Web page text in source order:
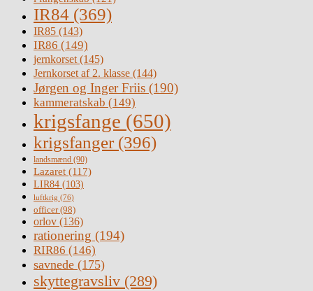
IR84 (369)
IR85 (143)
IR86 (149)
jernkorset(145)
Jernkorset af 2. klasse (144)
Jørgen og Inger Friis (190)
kammeratskab (149)
krigsfange (650)
krigsfanger (396)
landsmænd (90)
Lazaret (117)
LIR84 (103)
luftkrig (76)
officer(98)
orlov (136)
rationering (194)
RIR86 (146)
savnede (175)
skyttegravsliv (289)